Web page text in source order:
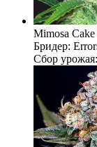
Mimosa
Бридер:
Сбор